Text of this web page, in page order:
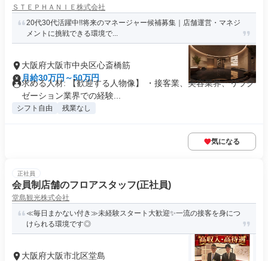
ＳＴＥＰＨＡＮＩＥ株式会社
20代30代活躍中!!将来のマネージャー候補募集｜店舗運営・マネジ
メントに挑戦できる環境で...
大阪府大阪市中央区心斎橋筋
月給30万円～50万円
求める人材: 【歓迎する人物像】 ・接客業、美容業界、リラク
ゼーション業界での経験...
シフト自由 残業なし
気になる
正社員
会員制店舗のフロアスタッフ(正社員)
堂島観光株式会社
≪毎日まかない付き≫未経験スタート大歓迎✨一流の接客を身につ
けられる環境です◎
大阪府大阪市北区堂島